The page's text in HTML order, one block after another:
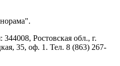
Ростовская обл., г.
35, оф. 1. Тел. 8 (863) 267-